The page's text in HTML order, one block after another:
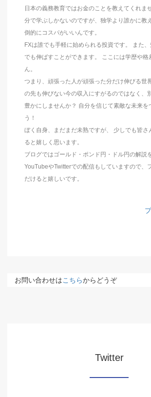
日本の義務教育ではお金のことを教えてくれま
分で学ぶしかないのですが、独学より誰かに教
倒的にコスパがいいんです。
FXは誰でも手軽に始められる投資です。 また
でも伸ばすことができます。 ここには学歴や格
ん。
つまり、頑張った人が頑張った分だけ伸びる世
の先も伸びない今の収入にすがるのではなく、
豊かにしませんか？ 自分を信じて素敵な未来を
う！
ぼく自身、まだまだ未熟ですが、 少しでも皆さ
ると嬉しく思います。
ブログではゴールド・ポンド円・ドル円の解説
YouTubeやTwitterでの配信もしていますので、
だけると嬉しいです。
お問い合わせはこちらからどうぞ
Twitter